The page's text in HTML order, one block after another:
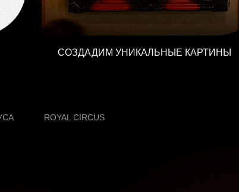
получать готовый продукт и продавать.
СОЗДАДИМ УНИКАЛЬНЫЕ КАРТИНЫ
ROYAL CIRCUS